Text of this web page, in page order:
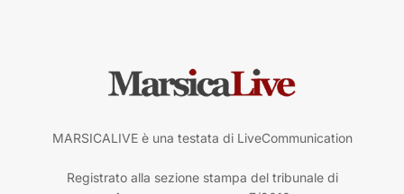
MARSICALIVE è una testata di LiveCommunication
Registrato alla sezione stampa del tribunale di